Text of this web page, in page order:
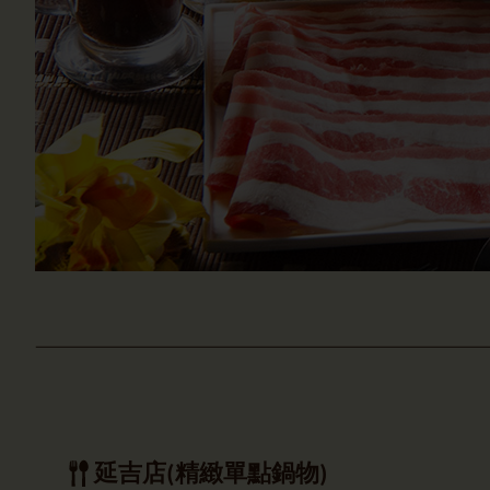
延吉店(精緻單點鍋物)